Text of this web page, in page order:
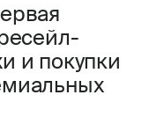
и покупки
соглашения